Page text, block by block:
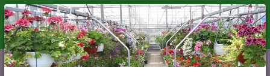
Minimální hodnota pro odeslání z e-shopu je 300 Kč.
V tuto chvíli již hlavní nápor objednávek opadl a balíček můžete čekat
nejpozději v následujícím týdnu po přijetí objednávky. Objednávky
vyřizujeme v pořadí, v jakém přišly...
CZK
+420 602 223 614 0ks
za0 Kč